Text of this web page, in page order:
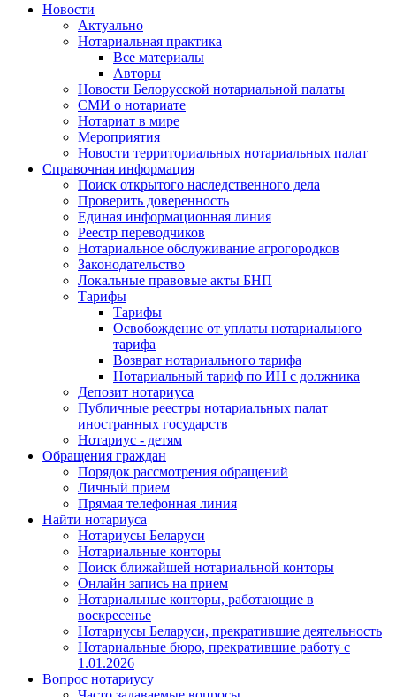
Новости
Актуально
Нотариальная практика
Все материалы
Авторы
Новости Белорусской нотариальной палаты
СМИ о нотариате
Нотариат в мире
Мероприятия
Новости территориальных нотариальных палат
Справочная информация
Поиск открытого наследственного дела
Проверить доверенность
Единая информационная линия
Реестр переводчиков
Нотариальное обслуживание агрогородков
Законодательство
Локальные правовые акты БНП
Тарифы
Тарифы
Освобождение от уплаты нотариального
тарифа
Возврат нотариального тарифа
Нотариальный тариф по ИН с должника
Депозит нотариуса
Публичные реестры нотариальных палат
иностранных государств
Нотариус - детям
Обращения граждан
Порядок рассмотрения обращений
Личный прием
Прямая телефонная линия
Найти нотариуса
Нотариусы Беларуси
Нотариальные конторы
Поиск ближайшей нотариальной конторы
Онлайн запись на прием
Нотариальные конторы, работающие в
воскресенье
Нотариусы Беларуси, прекратившие деятельность
Нотариальные бюро, прекратившие работу с
1.01.2026
Вопрос нотариусу